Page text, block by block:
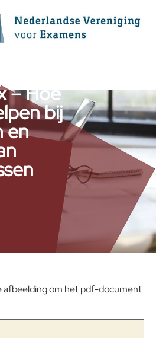
– Hoe
bij
en
afbeelding om het pdf-document